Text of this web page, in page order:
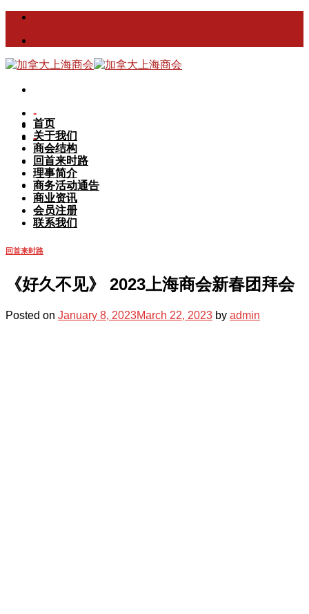
Skip
content
-
-
首页
关于我们
商会结构
回首来时路
理事简介
商务活动通告
商业资讯
会员注册
联系我们
回首来时路
《好久不见》 2023上海商会新春团拜会
Posted on January 8, 2023March 22, 2023 by admin